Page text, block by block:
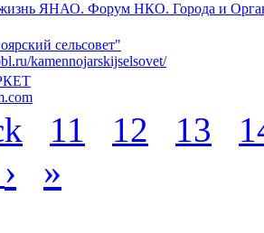
жизнь ЯНАО. Форум НКО. Города и
сельсовет"
kamennojarskijselsovet/
11 12 13
› »